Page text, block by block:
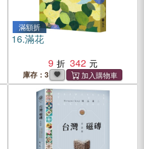
滿額折
16.滿花
9
342
庫存：3